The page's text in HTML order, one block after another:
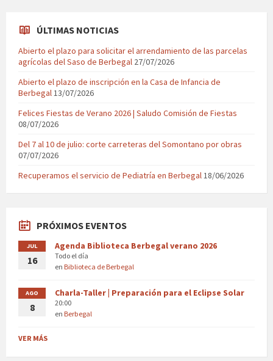
ÚLTIMAS NOTICIAS
Abierto el plazo para solicitar el arrendamiento de las parcelas
agrícolas del Saso de Berbegal 27/07/2026
Abierto el plazo de inscripción en la Casa de Infancia de
Berbegal13/07/2026
Felices Fiestas de Verano 2026 | Saludo Comisión de Fiestas
08/07/2026
Del 7 al 10 de julio: corte carreteras del Somontano por obras
07/07/2026
Recuperamos el servicio de Pediatría en Berbegal18/06/2026
PRÓXIMOS EVENTOS
JUL
16
Agenda Biblioteca Berbegal verano 2026
Todo el día
en Biblioteca de Berbegal
AGO
8
Charla-Taller | Preparación para el Eclipse Solar
20:00
en Berbegal
VER MÁS